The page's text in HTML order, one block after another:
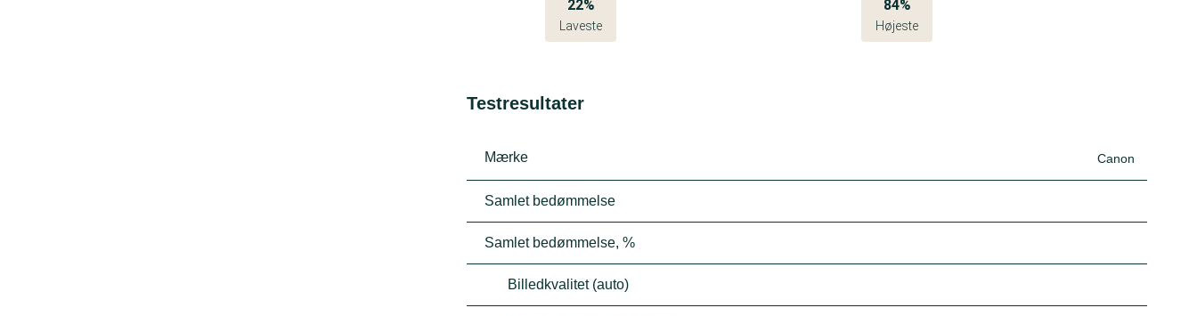
22%
Laveste
84%
Højeste
Testresultater
Mærke Canon
Samlet bedømmelse
Samlet bedømmelse, %
Billedkvalitet (auto)